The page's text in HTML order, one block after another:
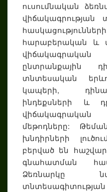
ուսումնական
վիճակագրության
հարաբերական և
ընտրանքային
տնտեսական
կապերի,
ինդեքսների և
վիճակագրական
մեթոդները:
խնդիրների
բերված են
գնահատման
Ձեռնարկը